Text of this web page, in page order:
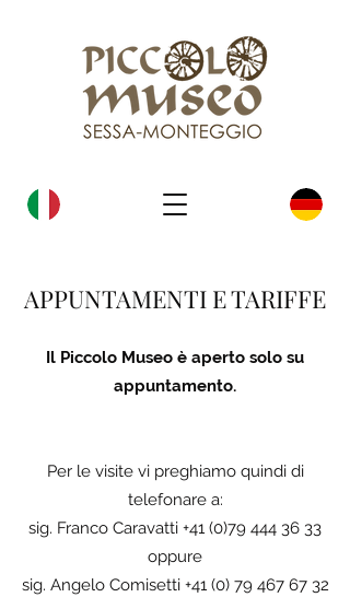
APPUNTAMENTI E TARIFFE
Il Piccolo Museo è aperto solo su
appuntamento.
Per le visite vi preghiamo quindi di
telefonare a:
sig. Franco Caravatti +41 (0)79 444 36 33
oppure
sig. Angelo Comisetti +41 (0) 79 467 67 32